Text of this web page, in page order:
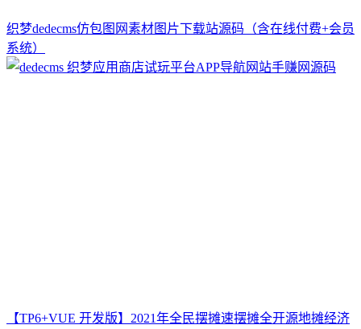
织梦dedecms仿包图网素材图片下载站源码（含在线付费+会员
系统）
【TP6+VUE 开发版】2021年全民摆摊速摆摊全开源地摊经济